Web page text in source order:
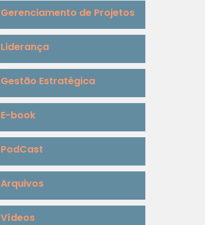
Gerenciamento de Projetos
Liderança
Gestão Estratégica
E-book
PodCast
Arquivos
Vídeos